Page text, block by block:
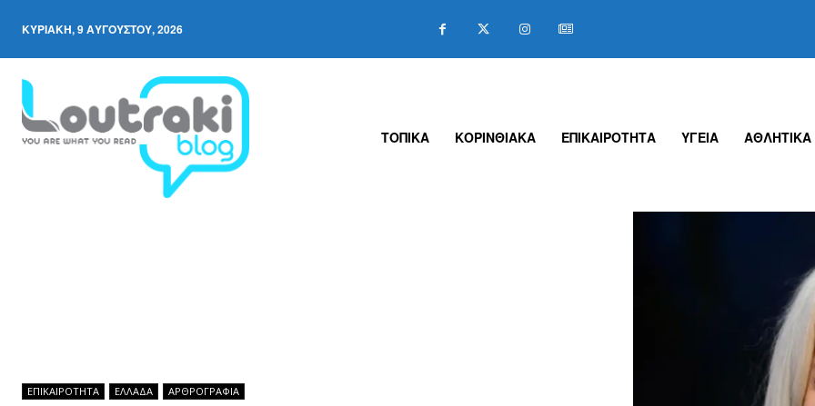
ΚΥΡΙΑΚΉ, 9 ΑΥΓΟΎΣΤΟΥ, 2026
ΤΟΠΙΚΑ ΚΟΡΙΝΘΙΑΚΑ ΕΠΙΚΑΙΡΟΤΗΤΑ ΥΓΕΙΑ ΑΘΛΗΤΙΚΑ
ΕΠΙΚΑΙΡΟΤΗΤΑ ΕΛΛΆΔΑ ΑΡΘPΟΓΡΑΦΙΑ